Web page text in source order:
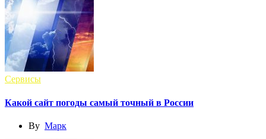
Сервисы
Какой сайт погоды самый точный в России
By Марк